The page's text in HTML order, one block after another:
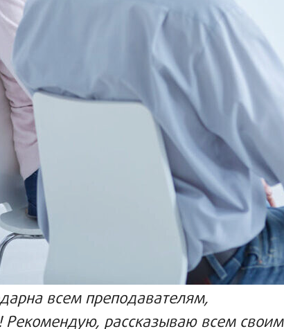
всем преподавателям,
Рекомендую, рассказываю всем своим